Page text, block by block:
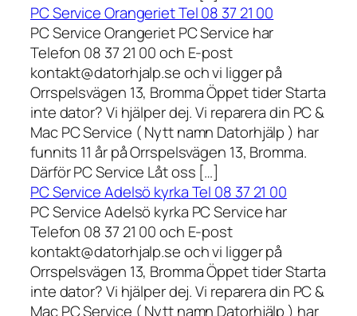
PC Service Orangeriet Tel 08 37 21 00
PC Service Orangeriet PC Service har
Telefon 08 37 21 00 och E-post
kontakt@datorhjalp.se och vi ligger på
Orrspelsvägen 13, Bromma Öppet tider Starta
inte dator? Vi hjälper dej. Vi reparera din PC &
Mac PC Service ( Nytt namn Datorhjälp ) har
funnits 11 år på Orrspelsvägen 13, Bromma.
Därför PC Service Låt oss […]
PC Service Adelsö kyrka Tel 08 37 21 00
PC Service Adelsö kyrka PC Service har
Telefon 08 37 21 00 och E-post
kontakt@datorhjalp.se och vi ligger på
Orrspelsvägen 13, Bromma Öppet tider Starta
inte dator? Vi hjälper dej. Vi reparera din PC &
Mac PC Service ( Nytt namn Datorhjälp ) har